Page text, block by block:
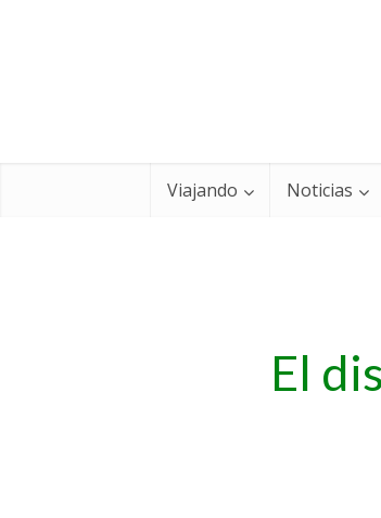
Viajando Noticias
El